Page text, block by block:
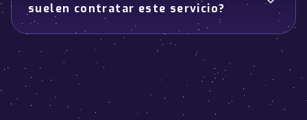
suelen contratar este servicio?